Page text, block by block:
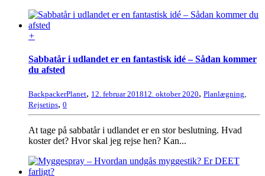
+
Sabbatår i udlandet er en fantastisk idé – Sådan kommer
du afsted
BackpackerPlanet, 12. februar 201812. oktober 2020, Planlægning
Rejsetips, 0
At tage på sabbatår i udlandet er en stor beslutning. Hvad
koster det? Hvor skal jeg rejse hen? Kan...